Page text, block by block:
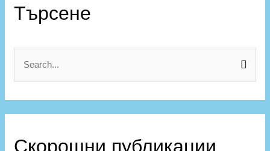
Търсене
e
a
c
Скорошни публикации
а
и